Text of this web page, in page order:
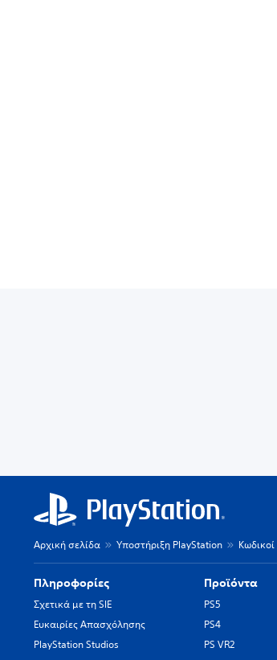
Αρχική σελίδα Υποστήριξη PlayStation
Πληροφορίες
Σχετικά με τη SIE
Ευκαιρίες Απασχόλησης
PlayStation Studios
Προϊόντα
PS5
PS4
PS VR2